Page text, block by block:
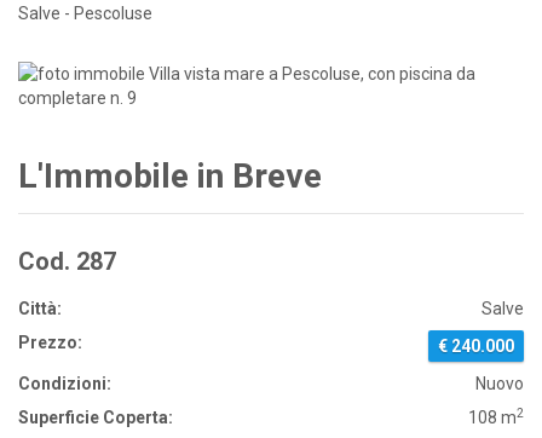
Salve - Pescoluse
L'Immobile in Breve
Cod. 287
Città:
Salve
Prezzo:
€ 240.000
Condizioni:
Nuovo
Superficie Coperta:
108 m2